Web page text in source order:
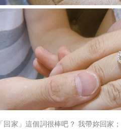
「回家」這個詞很棒吧？ 我帶妳回家